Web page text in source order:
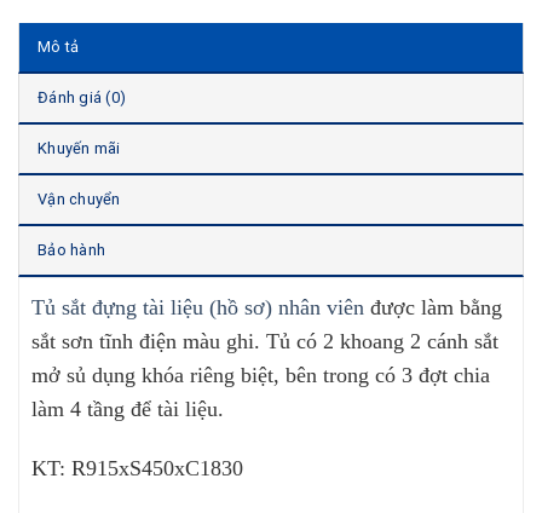
Mô tả
Đánh giá (0)
Khuyến mãi
Vận chuyển
Bảo hành
Tủ sắt đựng tài liệu (hồ sơ) nhân viên được làm bằng
sắt sơn tĩnh điện màu ghi. Tủ có 2 khoang 2 cánh sắt
mở sủ dụng khóa riêng biệt, bên trong có 3 đợt chia
làm 4 tầng để tài liệu.
KT: R915xS450xC1830